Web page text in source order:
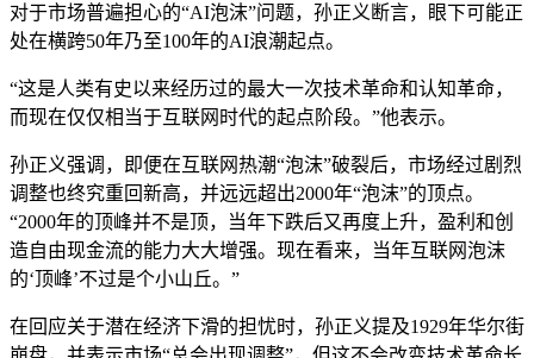
对于市场普遍担心的“AI泡沫”问题，孙正义断言，眼下可能正
处在横跨50年乃至100年的AI浪潮起点。
“这是人类有史以来经历过的最大一次技术革命和认知革命，
而现在仅仅相当于互联网时代的起点阶段。”他表示。
孙正义强调，即便在互联网热潮“泡沫”破裂后，市场经过剧烈
调整也终究重回新高，并远远超出2000年“泡沫”的顶点。
“2000年的顶峰并不是顶，当年下跌后又再度上升，盈利和创
造自由现金流的能力大大增强。现在看来，当年互联网泡沫
的‘顶峰’不过是个小山丘。”
在回应关于潜在经济下滑的担忧时，孙正义提及1929年华尔街